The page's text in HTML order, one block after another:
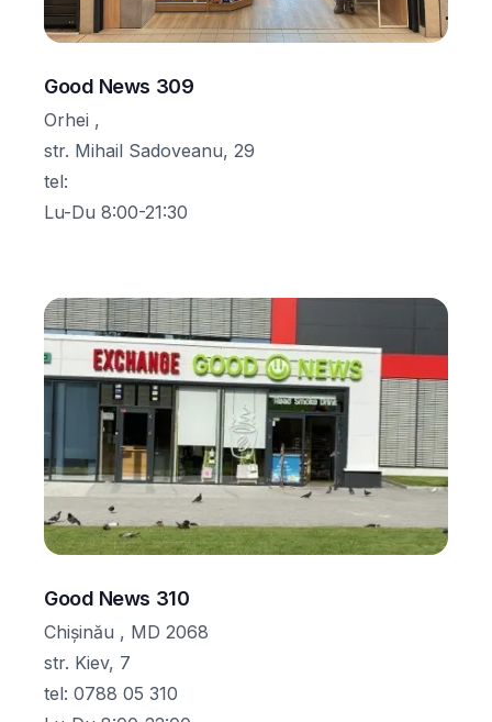
Good News 309
Orhei ,
str. Mihail Sadoveanu, 29
tel:
Lu-Du 8:00-21:30
Good News 310
Chișinău , MD 2068
str. Kiev, 7
tel: 0788 05 310